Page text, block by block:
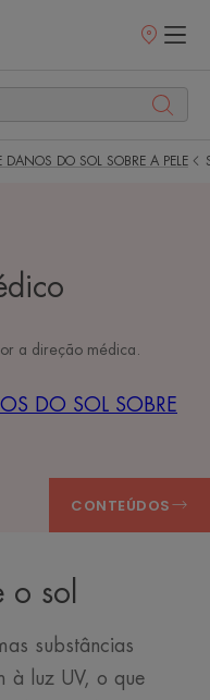
Pontos
DANOS DO SOL SOBRE A PELE
a direção médica
DO SOL SOBRE
CONTEÚDOS
o sol
substâncias
à luz UV, o que